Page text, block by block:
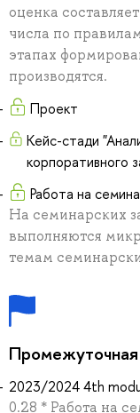
оценка
числа по
этапах
производятся.
Проект
Кейс-стади
корпоративного
Работа на
На семинарских
выполняются
темам
Промежуточная
2023/2024 4th
0.28 * Работа на